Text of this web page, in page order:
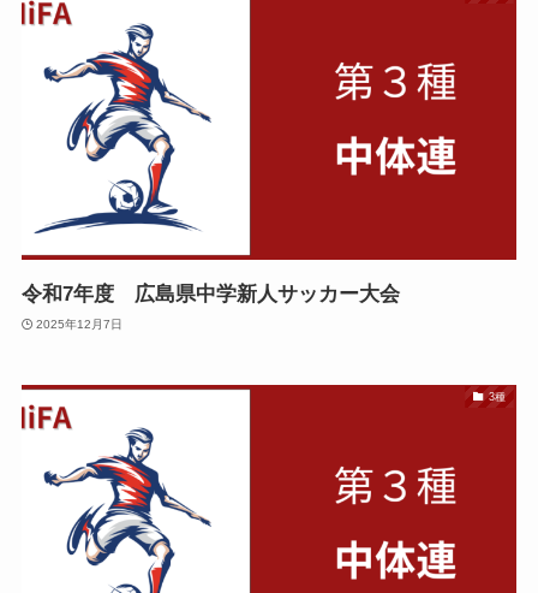
令和7年度 広島県中学新人サッカー大会
2025年12月7日
3種